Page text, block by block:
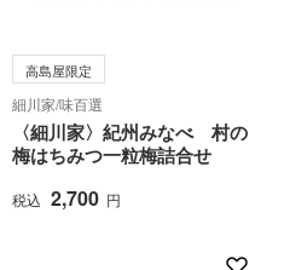
高島屋限定
細川家/味百選
〈細川家〉紀州みなべ 村の
梅はちみつ一粒梅詰合せ
税込 2,700 円